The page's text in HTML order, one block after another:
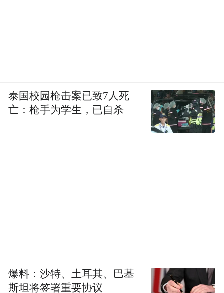
泰国校园枪击案已致7人死
亡：枪手为学生，已自杀
爆料：沙特、土耳其、巴基
斯坦将签署重要协议